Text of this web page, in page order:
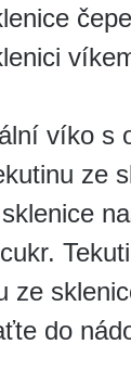
víko s
ze
ze
do